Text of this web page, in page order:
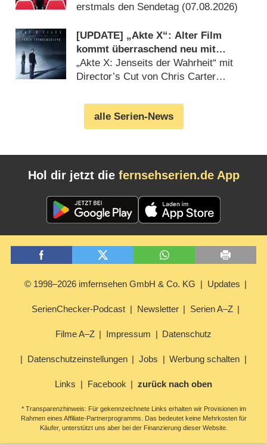
erstmals den Sendetag (07.08.2026)
[UPDATE] „Akte X“: Alter Film
kommt überraschend neu mit
deutlich mehr Horror
„Akte X: Jenseits der Wahrheit“ mit
Director’s Cut von Chris Carter
alle Serien-News
Hol dir jetzt die fernsehserien.de App
© 1998–2026 imfernsehen GmbH & Co. KG Updates
SerienChecker-Podcast Newsletter Serien A–Z
Filme A–Z Impressum Datenschutz
Datenschutzeinstellungen Jobs Werbung schalten
Links Facebook zurück nach oben
* Transparenzhinweis: Für gekennzeichnete Links erhalten wir Provisionen im
Rahmen eines Affiliate-Partnerprogramms. Das bedeutet keine Mehrkosten für
Käufer, unterstützt uns aber bei der Finanzierung dieser Website.